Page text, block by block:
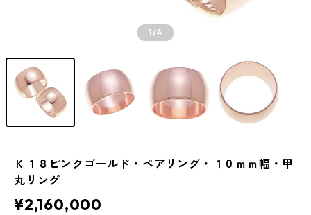
1/4
Ｋ１８ピンクゴールド・ペアリング・１０ｍｍ幅・甲
丸リング
¥2,160,000